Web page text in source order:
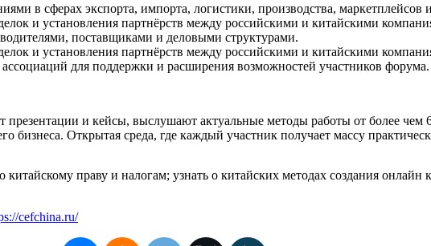
в сферах экспорта, импорта, логистики, производства, маркетплейсов
и установления партнёрств между российскими и китайскими
поставщиками и деловыми структурами.
и установления партнёрств между российскими и китайскими
для поддержки и расширения возможностей участников форума.
и кейсы, выслушают актуальные методы работы от более чем
бизнеса. Открытая среда, где каждый участник получает массу
праву и налогам; узнать о китайских методах создания онлайн
cefchina.ru/